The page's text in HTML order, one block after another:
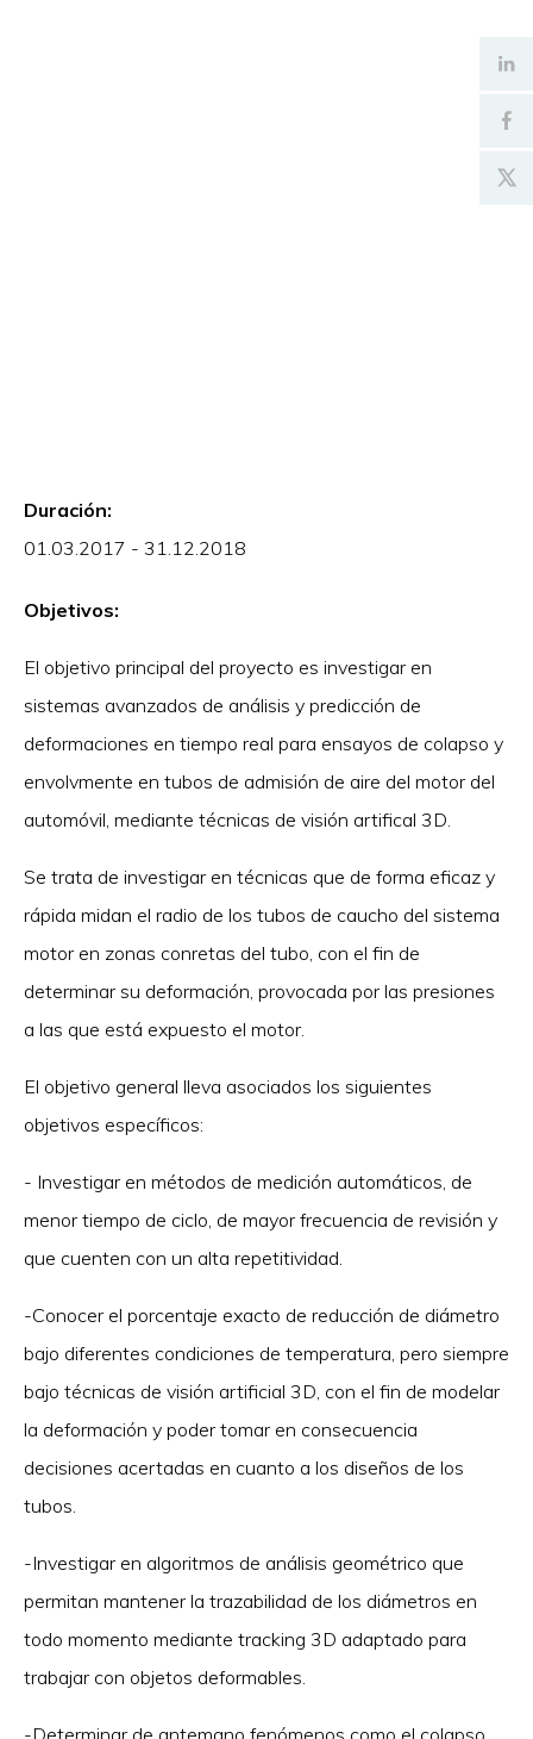
Duración:
01.03.2017 - 31.12.2018
Objetivos:
El objetivo principal del proyecto es investigar en
sistemas avanzados de análisis y predicción de
deformaciones en tiempo real para ensayos de colapso y
envolvmente en tubos de admisión de aire del motor del
automóvil, mediante técnicas de visión artifical 3D.
Se trata de investigar en técnicas que de forma eficaz y
rápida midan el radio de los tubos de caucho del sistema
motor en zonas conretas del tubo, con el fin de
determinar su deformación, provocada por las presiones
a las que está expuesto el motor.
El objetivo general lleva asociados los siguientes
objetivos específicos:
- Investigar en métodos de medición automáticos, de
menor tiempo de ciclo, de mayor frecuencia de revisión y
que cuenten con un alta repetitividad.
-Conocer el porcentaje exacto de reducción de diámetro
bajo diferentes condiciones de temperatura, pero siempre
bajo técnicas de visión artificial 3D, con el fin de modelar
la deformación y poder tomar en consecuencia
decisiones acertadas en cuanto a los diseños de los
tubos.
-Investigar en algoritmos de análisis geométrico que
permitan mantener la trazabilidad de los diámetros en
todo momento mediante tracking 3D adaptado para
trabajar con objetos deformables.
-Determinar de antemano fenómenos como el colapso,